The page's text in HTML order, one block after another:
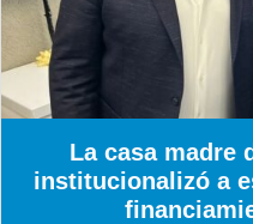
La casa madre
institucionalizó a